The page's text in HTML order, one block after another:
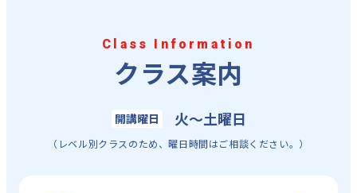
Class Information
クラス案内
開講曜日 火～土曜日
（レベル別クラスのため、曜日時間はご相談ください。）